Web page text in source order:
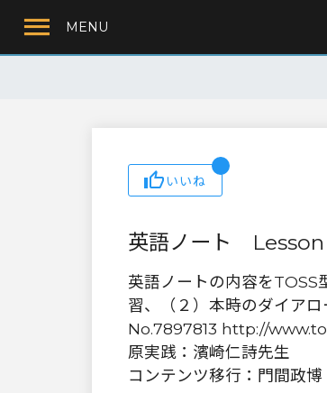
MENU
いいね
英語ノート Lesson
英語ノートの内容をTOSS
習、（２）本時のダイア
No.7897813 http://
原実践：濱崎仁詩先生
コンテンツ移行：門間政博